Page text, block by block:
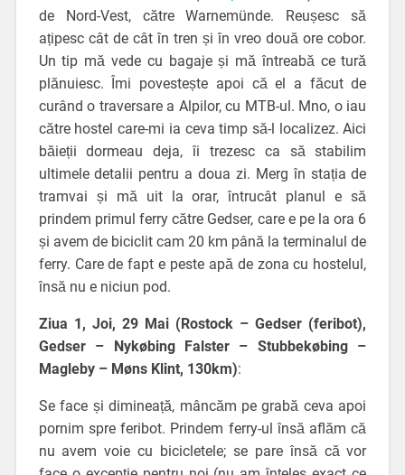
de Nord-Vest, către Warnemünde. Reușesc să
ațipesc cât de cât în tren și în vreo două ore cobor.
Un tip mă vede cu bagaje și mă întreabă ce tură
plănuiesc. Îmi povestește apoi că el a făcut de
curând o traversare a Alpilor, cu MTB-ul. Mno, o iau
către hostel care-mi ia ceva timp să-l localizez. Aici
băieții dormeau deja, îi trezesc ca să stabilim
ultimele detalii pentru a doua zi. Merg în stația de
tramvai și mă uit la orar, întrucât planul e să
prindem primul ferry către Gedser, care e pe la ora 6
și avem de biciclit cam 20 km până la terminalul de
ferry. Care de fapt e peste apă de zona cu hostelul,
însă nu e niciun pod.
Ziua 1, Joi, 29 Mai (Rostock – Gedser (feribot),
Gedser – Nykøbing Falster – Stubbekøbing –
Magleby – Møns Klint, 130km):
Se face și dimineață, mâncăm pe grabă ceva apoi
pornim spre feribot. Prindem ferry-ul însă aflăm că
nu avem voie cu bicicletele; se pare însă că vor